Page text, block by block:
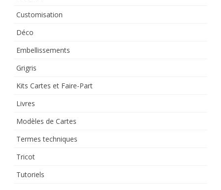
Customisation
Déco
Embellissements
Grigris
Kits Cartes et Faire-Part
Livres
Modèles de Cartes
Termes techniques
Tricot
Tutoriels